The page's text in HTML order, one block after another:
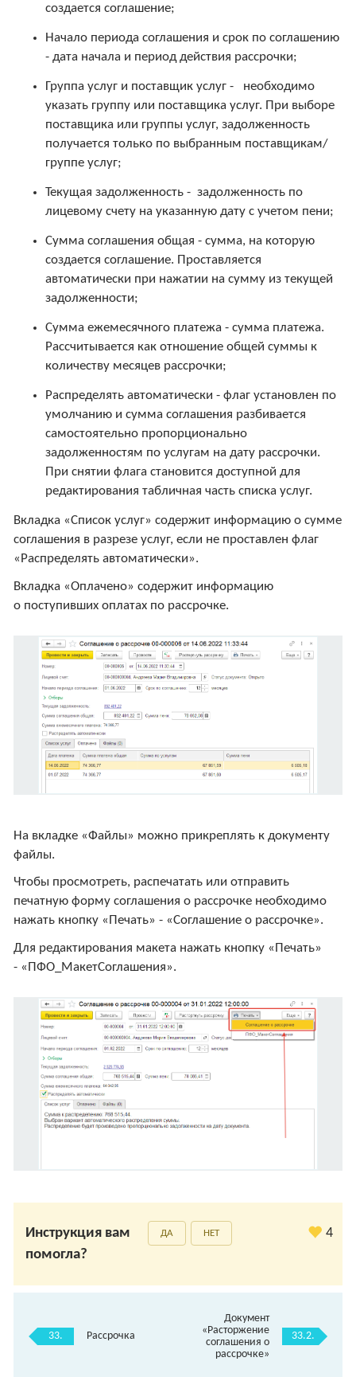
создается соглашение;
Начало периода соглашения и срок по соглашению
- дата начала и период действия рассрочки;
Группа услуг и поставщик услуг - необходимо
указать группу или поставщика услуг. При выборе
поставщика или группы услуг, задолженность
получается только по выбранным поставщикам/
группе услуг;
Текущая задолженность - задолженность по
лицевому счету на указанную дату с учетом пени;
Сумма соглашения общая - сумма, на которую
создается соглашение. Проставляется
автоматически при нажатии на сумму из текущей
задолженности;
Сумма ежемесячного платежа - сумма платежа.
Рассчитывается как отношение общей суммы к
количеству месяцев рассрочки;
Распределять автоматически - флаг установлен по
умолчанию и сумма соглашения разбивается
самостоятельно пропорционально
задолженностям по услугам на дату рассрочки.
При снятии флага становится доступной для
редактирования табличная часть списка услуг.
Вкладка «Список услуг» содержит информацию о сумме
соглашения в разрезе услуг, если не проставлен флаг
«Распределять автоматически».
Вкладка «Оплачено» содержит информацию
о поступивших оплатах по рассрочке.
На вкладке «Файлы» можно прикреплять к документу
файлы.
Чтобы просмотреть, распечатать или отправить
печатную форму соглашения о рассрочке необходимо
нажать кнопку «Печать» - «Соглашение о рассрочке».
Для редактирования макета нажать кнопку «Печать»
- «ПФО_МакетСоглашения».
Инструкция вам
помогла?
ДА НЕТ 4
33. Рассрочка
Документ
«Расторжение
соглашения о
рассрочке»
33.2.